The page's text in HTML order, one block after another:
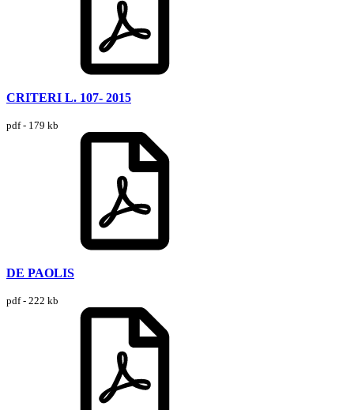
CRITERI L. 107- 2015
pdf - 179 kb
DE PAOLIS
pdf - 222 kb